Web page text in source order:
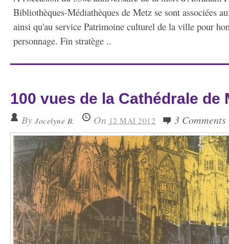
Bibliothèques-Médiathèques de Metz se sont associées
ainsi qu'au service Patrimoine culturel de la ville pour
personnage. Fin stratège ..
100 vues de la Cathédrale de
By Jocelyne B. On 12 MAI 2012 3 Comments